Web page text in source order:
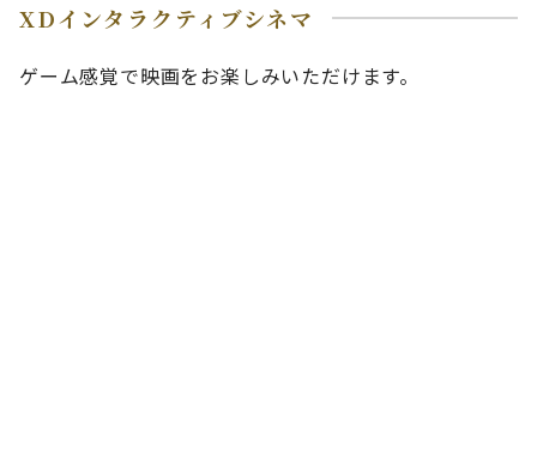
XDインタラクティブシネマ
ゲーム感覚で映画をお楽しみいただけます。